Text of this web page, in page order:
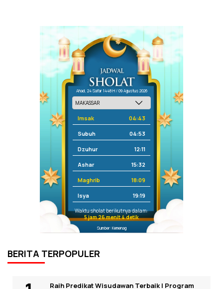
Ahad, 24 Safar 1448 H / 09 Agustus 2026
Imsak 04:43
Subuh 04:53
Dzuhur 12:11
Ashar 15:32
Maghrib 18:09
Isya 19:19
Waktu sholat berikutnya dalam:
5 jam 26 menit 4 detik
Sumber: Kemenag
BERITA TERPOPULER
Raih Predikat Wisudawan Terbaik I Program